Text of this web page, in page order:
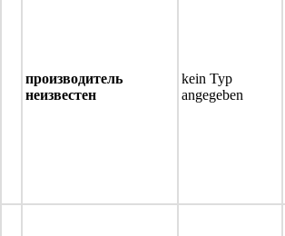
производитель
неизвестен
kein Typ
angegeben